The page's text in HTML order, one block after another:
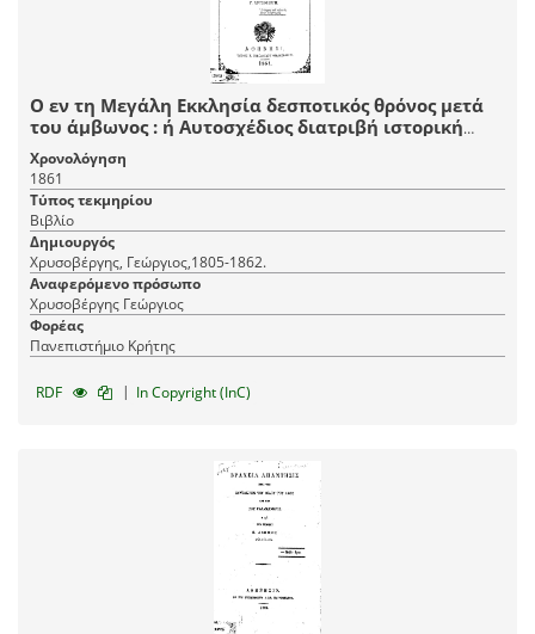
Ο εν τη Μεγάλη Εκκλησία δεσποτικός θρόνος μετά
του άμβωνος : ή Αυτοσχέδιος διατριβή ιστορική
αρχαιολογική και φιλολογική ___ / υπό Γ.
Χρυσοβέργη.
Χρονολόγηση
1861
Τύπος τεκμηρίου
Βιβλίο
Δημιουργός
Χρυσοβέργης, Γεώργιος,1805-1862.
Αναφερόμενο πρόσωπο
Χρυσοβέργης Γεώργιος
Φορέας
Πανεπιστήμιο Κρήτης
RDF | In Copyright (InC)